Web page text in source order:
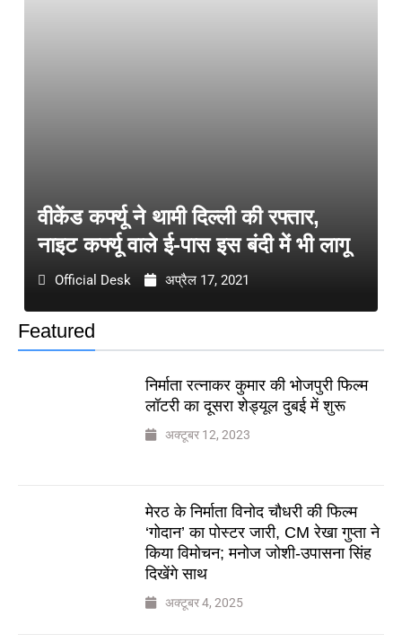
Featured
निर्माता रत्नाकर कुमार की भोजपुरी फिल्म
लॉटरी का दूसरा शेड्यूल दुबई में शुरू
अक्टूबर 12, 2023
मेरठ के निर्माता विनोद चौधरी की फिल्म
‘गोदान’ का पोस्टर जारी, CM रेखा गुप्ता ने
किया विमोचन; मनोज जोशी-उपासना सिंह
दिखेंगे साथ
अक्टूबर 4, 2025
वीकेंड कर्फ्यू ने थामी दिल्ली की रफ्तार,
नाइट कर्फ्यू वाले ई-पास इस बंदी में भी लागू
Official Desk अप्रैल 17, 2021